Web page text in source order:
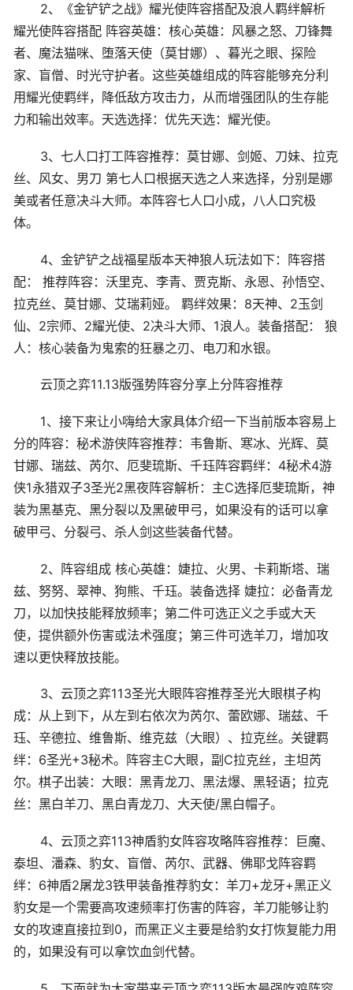
2、《金铲铲之战》耀光使阵容搭配及浪人羁绊解析
耀光使阵容搭配 阵容英雄：核心英雄：风暴之怒、刀锋舞
者、魔法猫咪、堕落天使（莫甘娜）、暮光之眼、探险
家、盲僧、时光守护者。这些英雄组成的阵容能够充分利
用耀光使羁绊，降低敌方攻击力，从而增强团队的生存能
力和输出效率。天选选择：优先天选：耀光使。
3、七人口打工阵容推荐：莫甘娜、剑姬、刀妹、拉克
丝、风女、男刀 第七人口根据天选之人来选择，分别是娜
美或者任意决斗大师。本阵容七人口小成，八人口究极
体。
4、金铲铲之战福星版本天神狼人玩法如下：阵容搭
配： 推荐阵容：沃里克、李青、贾克斯、永恩、孙悟空、
拉克丝、莫甘娜、艾瑞莉娅。 羁绊效果：8天神、2玉剑
仙、2宗师、2耀光使、2决斗大师、1浪人。装备搭配： 狼
人：核心装备为鬼索的狂暴之刃、电刀和水银。
云顶之弈11.13版强势阵容分享上分阵容推荐
1、接下来让小嗨给大家具体介绍一下当前版本容易上
分的阵容：秘术游侠阵容推荐：韦鲁斯、寒冰、光辉、莫
甘娜、瑞兹、芮尔、厄斐琉斯、千珏阵容羁绊：4秘术4游
侠1永猎双子3圣光2黑夜阵容解析：主C选择厄斐琉斯，神
装为黑基克、黑分裂以及黑破甲弓，如果没有的话可以拿
破甲弓、分裂弓、杀人剑这些装备代替。
2、阵容组成 核心英雄：婕拉、火男、卡莉斯塔、瑞
兹、努努、翠神、狗熊、千珏。装备选择 婕拉：必备青龙
刀，以加快技能释放频率；第二件可选正义之手或大天
使，提供额外伤害或法术强度；第三件可选羊刀，增加攻
速以更快释放技能。
3、云顶之弈113圣光大眼阵容推荐圣光大眼棋子构
成：从上到下，从左到右依次为芮尔、蕾欧娜、瑞兹、千
珏、辛德拉、维鲁斯、维克兹（大眼）、拉克丝。关键羁
绊：6圣光+3秘术。阵容主C大眼，副C拉克丝，主坦芮
尔。棋子出装：大眼：黑青龙刀、黑法爆、黑轻语；拉克
丝：黑白羊刀、黑白青龙刀、大天使/黑白帽子。
4、云顶之弈113神盾豹女阵容攻略阵容推荐：巨魔、
泰坦、潘森、豹女、盲僧、芮尔、武器、佛耶戈阵容羁
绊：6神盾2屠龙3铁甲装备推荐豹女：羊刀+龙牙+黑正义
豹女是一个需要高攻速频率打伤害的阵容，羊刀能够让豹
女的攻速直接拉到0，而黑正义主要是给豹女打恢复能力用
的，如果没有可以拿饮血剑代替。